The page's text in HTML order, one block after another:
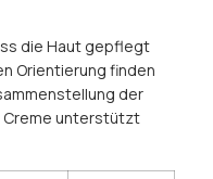
die Haut gepflegt
Orientierung finden
der
Creme unterstützt